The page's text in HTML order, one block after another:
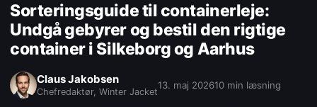
Sorteringsguide til containerleje:
Undgå gebyrer og bestil den rigtige
container i Silkeborg og Aarhus
Claus Jakobsen
Chefredaktør, Winter Jacket
13. maj 202610 min læsning